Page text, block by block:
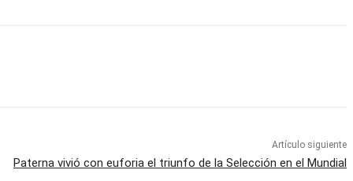
Artículo siguiente
Paterna vivió con euforia el triunfo de la Selección en el Mundial